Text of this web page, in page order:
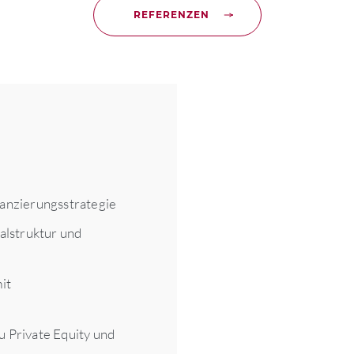
REFERENZEN
und
Private Equity und